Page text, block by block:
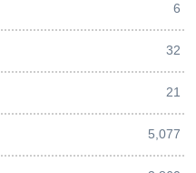
6
32
21
5,077